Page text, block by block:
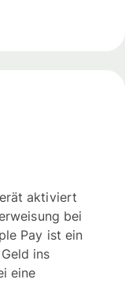
aktiviert
bei
Pay ist ein
ins
eine